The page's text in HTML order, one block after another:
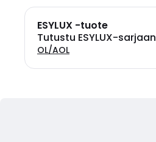
ESYLUX -tuote
Tutustu ESYLUX-sarjaan
OL/AOL